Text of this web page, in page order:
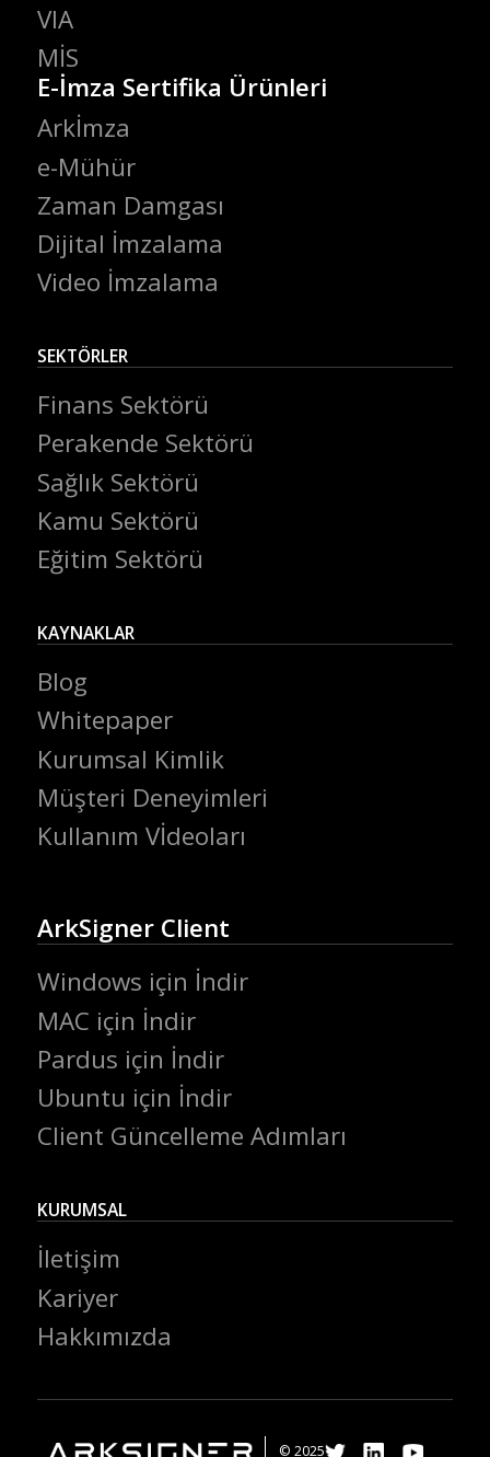
VIA
MİS
E-İmza Sertifika Ürünleri
Arkİmza
e-Mühür
Zaman Damgası
Dijital İmzalama
Video İmzalama
SEKTÖRLER
Finans Sektörü
Perakende Sektörü
Sağlık Sektörü
Kamu Sektörü
Eğitim Sektörü
KAYNAKLAR
Blog
Whitepaper
Kurumsal Kimlik
Müşteri Deneyimleri
Kullanım Vİdeoları
ArkSigner Client
Windows için İndir
MAC için İndir
Pardus için İndir
Ubuntu için İndir
Client Güncelleme Adımları
KURUMSAL
İletişim
Kariyer
Hakkımızda
© 2025